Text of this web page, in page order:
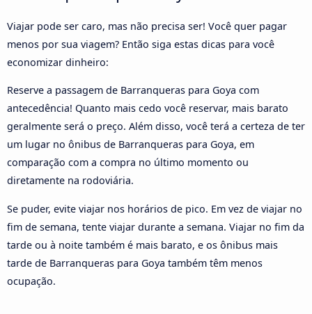
Viajar pode ser caro, mas não precisa ser! Você quer pagar
menos por sua viagem? Então siga estas dicas para você
economizar dinheiro:
Reserve a passagem de Barranqueras para Goya com
antecedência! Quanto mais cedo você reservar, mais barato
geralmente será o preço. Além disso, você terá a certeza de ter
um lugar no ônibus de Barranqueras para Goya, em
comparação com a compra no último momento ou
diretamente na rodoviária.
Se puder, evite viajar nos horários de pico. Em vez de viajar no
fim de semana, tente viajar durante a semana. Viajar no fim da
tarde ou à noite também é mais barato, e os ônibus mais
tarde de Barranqueras para Goya também têm menos
ocupação.